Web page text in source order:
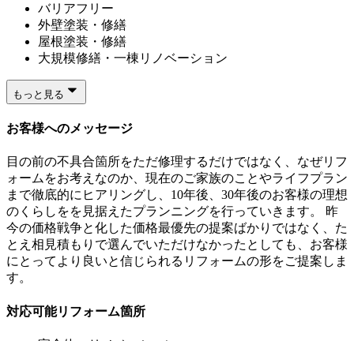
バリアフリー
外壁塗装・修繕
屋根塗装・修繕
大規模修繕・一棟リノベーション
もっと見る
お客様へのメッセージ
目の前の不具合箇所をただ修理するだけではなく、なぜリフ
ォームをお考えなのか、現在のご家族のことやライフプラン
まで徹底的にヒアリングし、10年後、30年後のお客様の理想
のくらしをを見据えたプランニングを行っていきます。 昨
今の価格戦争と化した価格最優先の提案ばかりではなく、た
とえ相見積もりで選んでいただけなかったとしても、お客様
にとってより良いと信じられるリフォームの形をご提案しま
す。
対応可能リフォーム箇所